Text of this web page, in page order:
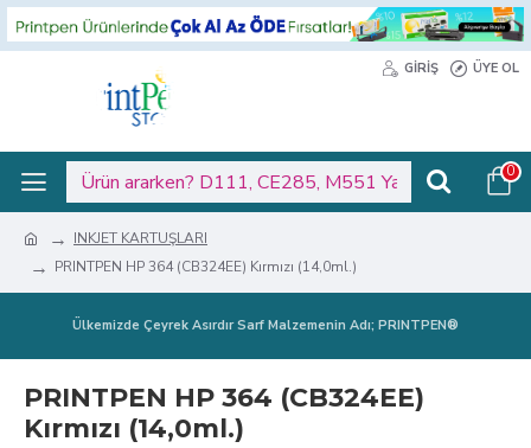
GIRIŞ ÜYE OL
0
INKJET KARTUŞLARI
PRINTPEN HP 364 (CB324EE) Kırmızı (14,0ml.)
Ülkemizde Çeyrek Asırdır Sarf Malzemenin Adı; PRINTPEN®
PRINTPEN HP 364 (CB324EE)
Kırmızı (14,0ml.)